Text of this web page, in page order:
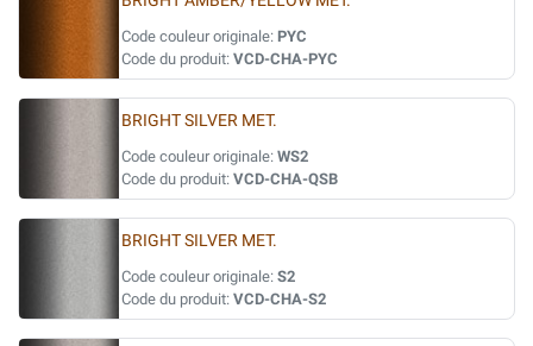
Code couleur originale: PYC
Code du produit: VCD-CHA-PYC
BRIGHT SILVER MET.
Code couleur originale: WS2
Code du produit: VCD-CHA-QSB
BRIGHT SILVER MET.
Code couleur originale: S2
Code du produit: VCD-CHA-S2